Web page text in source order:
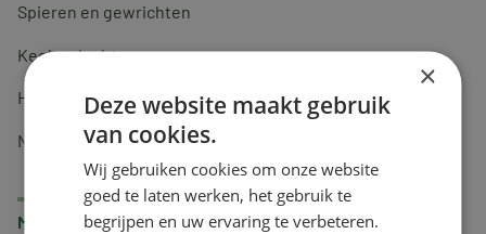
Spieren en gewrichten
Keel en luchtwegen
Huidverzorging
Nachtrust
Merken
×
Deze website maakt gebruik
van cookies.
Wij gebruiken cookies om onze website
goed te laten werken, het gebruik te
begrijpen en uw ervaring te verbeteren.